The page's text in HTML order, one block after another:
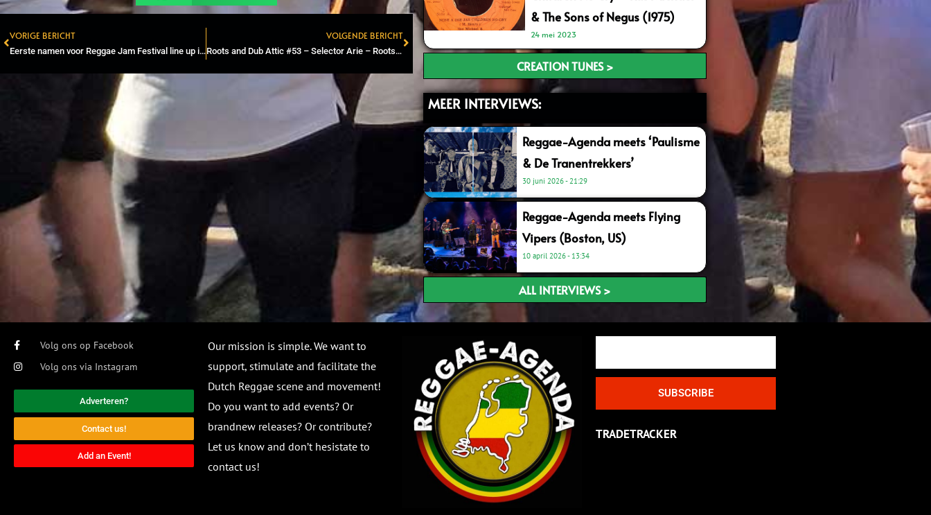
Prev
VORIGE BERICHT
Eerste namen voor Reggae Jam Festival line up in 2023 bekend
VOLGENDE BERICHT
Roots and Dub Attic #53 – Selector Arie – Roots/Dub to Steppers Next
& The Sons of Negus (1975)
24 mei 2023
CREATION TUNES >
MEER INTERVIEWS:
Reggae-Agenda meets ‘Paulisme
& De Tranentrekkers’
30 juni 2026 21:29
Reggae-Agenda meets Flying
Vipers (Boston, US)
10 april 2026 13:34
ALL INTERVIEWS >
Volg ons op Facebook
Volg ons via Instagram
Adverteren?
Contact us!
Add an Event!
Our mission is simple. We want to
support, stimulate and facilitate the
Dutch Reggae scene and movement!
Do you want to add events? Or
brandnew releases? Or contribute?
Let us know and don’t hesistate to
contact us!
SUBSCRIBE
TRADETRACKER